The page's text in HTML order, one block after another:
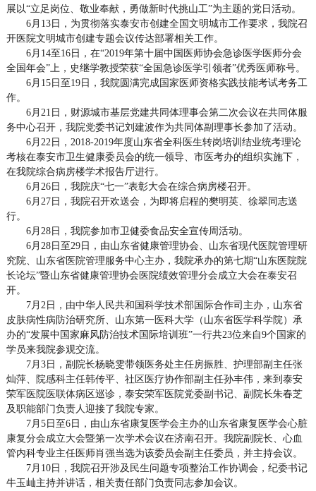
展以“立足岗位、敬业奉献，勇做新时代挑山工”为主题的党日活动。
6月13日，为贯彻落实泰安市创建全国文明城市工作要求，我院召
开医院文明城市创建专题会议传达部署相关工作。
6月14至16日，在“2019年第十届中国医师协会急诊医学医师分会
全国年会”上，史继学教授荣获“全国急诊医学引领者”优秀医师称号。
6月15日至19日，我院圆满完成国家医师资格实践技能考试考务工
作。
6月21日，财源城市基层党建共同体理事会第二次会议在共同体服
务中心召开，我院党委书记刘建波作为共同体副理事长参加了活动。
6月22日，2018-2019年度山东省全科医生转岗培训结业统考理论
考核在泰安市卫生健康委员会的统一领导、市医考办的组织实施下，
在我院综合病房楼学术报告厅进行。
6月26日，我院庆“七一”表彰大会在综合病房楼召开。
6月27日，我院召开欢送会，为即将启程的樊明英、徐翠同志送
行。
6月28日，我院参加市卫健委食品安全宣传周活动。
6月28日至29日，由山东省健康管理协会、山东省现代医院管理研
究院、山东省医院管理服务中心主办，我院承办的第七期“山东医院院
长论坛”暨山东省健康管理协会医院绩效管理分会成立大会在泰安召
开。
7月2日，由中华人民共和国科学技术部国际合作司主办，山东省
皮肤病性病防治研究所、山东第一医科大学（山东省医学科学院）承
办的“发展中国家麻风防治技术国际培训班”一行共23位来自9个国家的
学员来我院参观交流。
7月3日，副院长杨晓雯带领医务处主任房振胜、护理部副主任张
灿萍、院感科主任韩传平、社区医疗协作部副主任孙丰伟，来到泰安
荣军医院医联体病区巡诊，泰安荣军医院党委副书记、副院长朱春芝
及职能部门负责人迎接了我院专家。
7月5日至6日，由山东省康复医学会主办的山东省康复医学会心脏
康复分会成立大会暨第一次学术会议在济南召开。我院副院长、心血
管内科专业主任医师肖强当选为该委员会副主任委员，并主持会议。
7月10日，我院召开涉及民生问题专项整治工作协调会，纪委书记
牛玉屾主持并讲话，相关责任部门负责同志参加会议。